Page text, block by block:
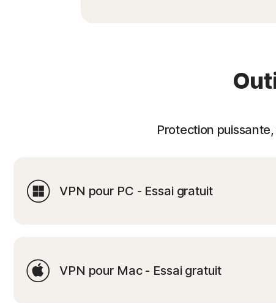
Protection
VPN pour PC - Essai gratuit
VPN pour Mac - Essai gratuit